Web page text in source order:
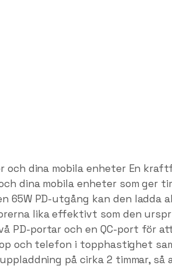
dina mobila enheter En
dina mobila enheter som ger
65W PD-utgång kan den ladda
lika effektivt som den
PD-portar och en QC-port för
och telefon i topphastighet
på cirka 2 timmar, så